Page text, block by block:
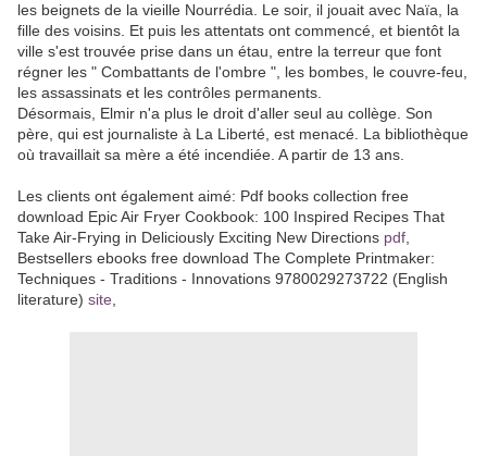
les beignets de la vieille Nourrédia. Le soir, il jouait avec Naïa, la
fille des voisins. Et puis les attentats ont commencé, et bientôt la
ville s'est trouvée prise dans un étau, entre la terreur que font
régner les " Combattants de l'ombre ", les bombes, le couvre-feu,
les assassinats et les contrôles permanents.
Désormais, Elmir n'a plus le droit d'aller seul au collège. Son
père, qui est journaliste à La Liberté, est menacé. La bibliothèque
où travaillait sa mère a été incendiée. A partir de 13 ans.
Les clients ont également aimé: Pdf books collection free
download Epic Air Fryer Cookbook: 100 Inspired Recipes That
Take Air-Frying in Deliciously Exciting New Directions pdf,
Bestsellers ebooks free download The Complete Printmaker:
Techniques - Traditions - Innovations 9780029273722 (English
literature) site,